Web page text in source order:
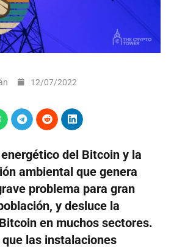
12/07/2022
del Bitcoin y la
ambiental que genera
problema para gran
y desluce la
en muchos sectores.
las instalaciones